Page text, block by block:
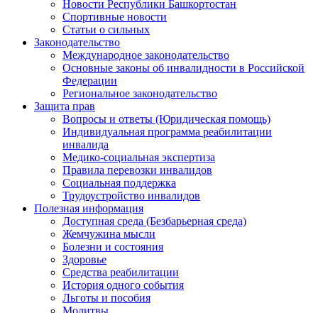
Новости Республики Башкортостан
Спортивные новости
Статьи о сильных
Законодательство
Международное законодательство
Основные законы об инвалидности в Российской
Федерации
Региональное законодательство
Защита прав
Вопросы и ответы (Юридическая помощь)
Индивидуальная программа реабилитации
инвалида
Медико-социальная экспертиза
Правила перевозки инвалидов
Социальная поддержка
Трудоустройство инвалидов
Полезная информация
Доступная среда (Безбарьерная среда)
Жемчужина мысли
Болезни и состояния
Здоровье
Средства реабилитации
История одного события
Льготы и пособия
Молитвы